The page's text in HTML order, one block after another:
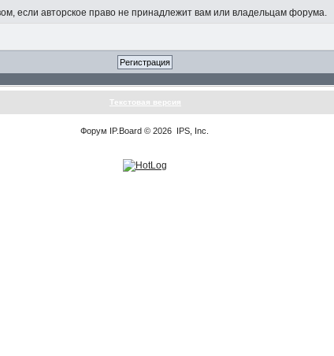
если авторское право не принадлежит вам или владельцам форума.
Текстовая версия
Форум IP.Board © 2026 IPS, Inc